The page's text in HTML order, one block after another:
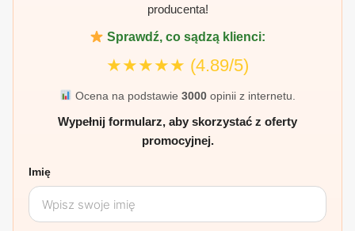
producenta!
Sprawdź, co sądzą klienci:
★★★★★ (4.89/5)
Ocena na podstawie 3000opinii z internetu.
Wypełnij formularz, aby skorzystać z oferty
promocyjnej.
Imię